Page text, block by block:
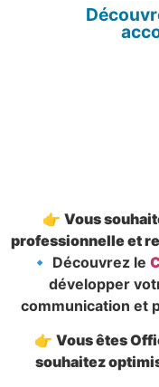
👉 Vous
professionnelle et
🔹 Découvrez le
développer
communication et
👉 Vous êtes
souhaitez